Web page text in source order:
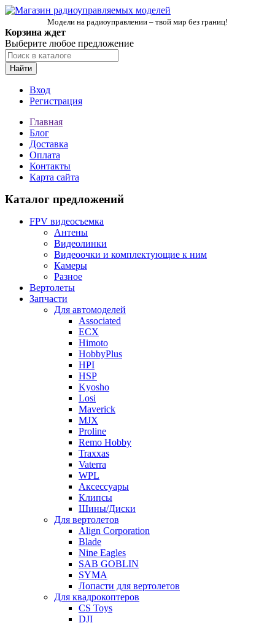
Модели на радиоуправлении – твой мир без границ!
Корзина ждет
Выберите любое предложение
Найти
Вход
Регистрация
Главная
Блог
Доставка
Оплата
Контакты
Карта сайта
Каталог предложений
FPV видеосъемка
Антены
Видеолинки
Видеоочки и комплектующие к ним
Камеры
Разное
Вертолеты
Запчасти
Для автомоделей
Associated
ECX
Himoto
HobbyPlus
HPI
HSP
Kyosho
Losi
Maverick
MJX
Proline
Remo Hobby
Traxxas
Vaterra
WPL
Аксессуары
Клипсы
Шины/Диски
Для вертолетов
Align Corporation
Blade
Nine Eagles
SAB GOBLIN
SYMA
Лопасти для вертолетов
Для квадрокоптеров
CS Toys
DJI